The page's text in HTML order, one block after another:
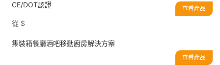
CE/DOT認證
從 $
查看產品
集裝箱餐廳酒吧移動廚房解決方案
查看產品